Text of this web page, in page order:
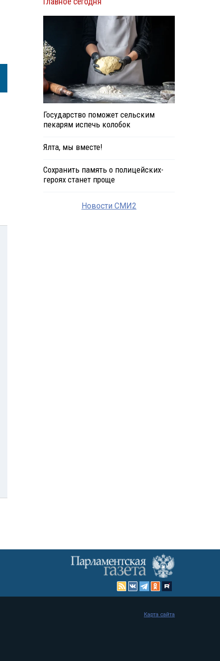
Государство поможет сельским
пекарям испечь колобок
Ялта, мы вместе!
Сохранить память о полицейских-
героях станет проще
Новости СМИ2
Карта сайта